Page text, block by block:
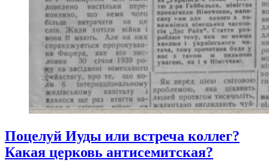
Поцелуй Иуды или встреча коллег?
Какая церковь антисемитская?